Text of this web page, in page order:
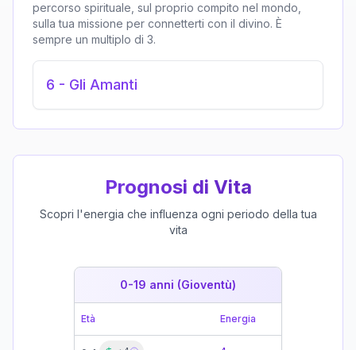
percorso spirituale, sul proprio compito nel mondo,
sulla tua missione per connetterti con il divino. È
sempre un multiplo di 3.
6 - Gli Amanti
Prognosi di Vita
Scopri l'energia che influenza ogni periodo della tua
vita
0-19 anni (Gioventù)
Età Energia